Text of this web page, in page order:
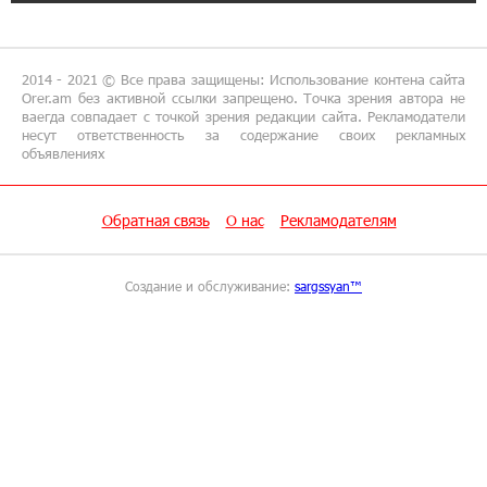
Предателя Пашиняна нужно скинуть с трона.
18:38:14 8-07-2026
Глава МИД Иордании: Подписание мирного
соглашения между Арменией и
2014 - 2021 © Все права защищены: Использование контена сайта
Orer.am без активной ссылки запрещено. Точка зрения автора не
ваегда совпадает с точкой зрения редакции сайта. Рекламодатели
несут ответственность за содержание своих рекламных
объявлениях
Обратная связь О нас Рекламодателям
Создание и обслуживание: sargssyan™